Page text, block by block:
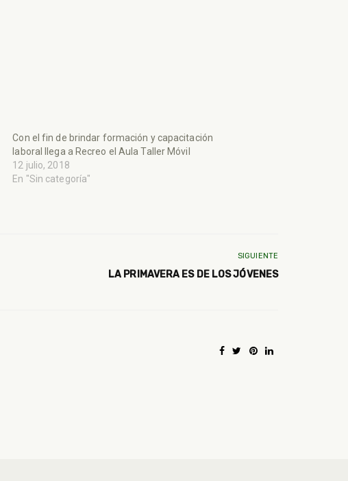
Con el fin de brindar formación y capacitación
laboral llega a Recreo el Aula Taller Móvil
12 julio, 2018
En "Sin categoría"
SIGUIENTE
LA PRIMAVERA ES DE LOS JÓVENES